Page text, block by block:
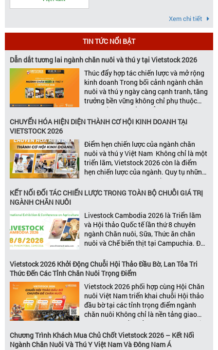
Xem chi tiết
TIN TỨC NỔI BẬT
Dẫn dắt tương lai ngành chăn nuôi và thú y tại Vietstock 2026
Thúc đẩy hợp tác chiến lược và mở rộng
kinh doanh Trong bối cảnh ngành chăn
nuôi và thú y ngày càng cạnh tranh, tăng
trưởng bền vững không chỉ phụ thuộc
vào chất lượng sản phẩm hay năng lực
đổi mới, mà còn được thúc đẩy bởi khả
năng xây dựng các mối quan […]
CHUYỂN HÓA HIỆN DIỆN THÀNH CƠ HỘI KINH DOANH TẠI
VIETSTOCK 2026
Điểm hẹn chiến lược của ngành chăn
nuôi và thú y Việt Nam Không chỉ là một
triển lãm, Vietstock 2026 còn là điểm
hẹn chiến lược của ngành. Quy tụ những
đơn vị kinh doanh hàng đầu, những lãnh
đạo và nhà cung cấp trong chuỗi giá
trị ngành, Vietstock mang đến nền tảng
giá trị […]
KẾT NỐI ĐỐI TÁC CHIẾN LƯỢC TRONG TOÀN BỘ CHUỖI GIÁ TRỊ
NGÀNH CHĂN NUÔI
Livestock Cambodia 2026 là Triển lãm
và Hội thảo Quốc tế lần thứ 8 chuyên
ngành Chăn nuôi, Sữa, Thức ăn chăn
nuôi và Chế biến thịt tại Campuchia. Đây
được đánh giá là một trong những sự
kiện thương mại thường niên uy tín và
đáng chú ý nhất của ngành nông nghiệp
– chăn […]
Vietstock 2026 Khởi Động Chuỗi Hội Thảo Đầu Bờ, Lan Tỏa Tri
Thức Đến Các Tỉnh Chăn Nuôi Trọng Điểm
Vietstock 2026 phối hợp cùng Hội Chăn
nuôi Việt Nam triển khai chuỗi Hội thảo
đầu bờ tại các tỉnh trọng điểm ngành
chăn nuôi Không chỉ là nền tảng giao
thương hàng đầu của ngành chăn nuôi
và thú y, Vietstock còn là triển lãm duy
nhất tại Việt Nam tổ chức thường niên
Chương Trình Khách Mua Chủ Chốt Vietstock 2026 – Kết Nối
Ngành Chăn Nuôi Và Thú Y Việt Nam Và Đông Nam Á